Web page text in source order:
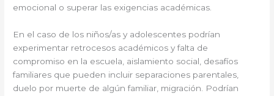
emocional o superar las exigencias académicas.
En el caso de los niños/as y adolescentes podrían
experimentar retrocesos académicos y falta de
compromiso en la escuela, aislamiento social, desafíos
familiares que pueden incluir separaciones parentales,
duelo por muerte de algún familiar, migración. Podrían